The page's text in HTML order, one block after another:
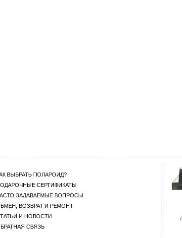
ВЫБРАТЬ ПОЛАРОИД?
СЕРТИФИКАТЫ
ЗАДАВАЕМЫЕ ВОПРОСЫ
ВОЗВРАТ И РЕМОНТ
И НОВОСТИ
СВЯЗЬ